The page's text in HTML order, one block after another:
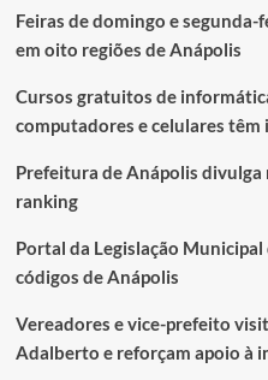
Feiras de domingo e
em oito regiões de Anápolis
Cursos gratuitos de
computadores e celulares
Prefeitura de Anápolis
ranking
Portal da Legislação
códigos de Anápolis
Vereadores e vice-prefeito
Adalberto e reforçam apoio à